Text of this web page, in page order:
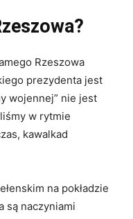
Rzeszowa
prezydenta jest
wojennej” nie jest
w rytmie
kawalkad
na pokładzie
są naczyniami